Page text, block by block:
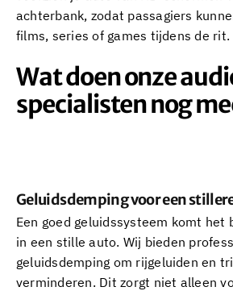
achterbank, zodat passagiers
films, series of games tijdens de rit.
Wat doen onze
specialisten nog
Geluidsdemping voor een
Een goed geluidssysteem komt het
in een stille auto. Wij bieden
geluidsdemping om rijgeluiden en
verminderen. Dit zorgt niet alleen